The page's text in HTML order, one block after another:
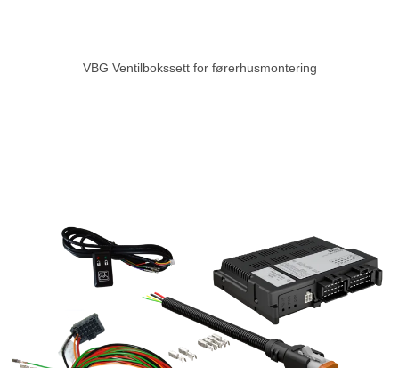
VBG Ventilbokssett for førerhusmontering